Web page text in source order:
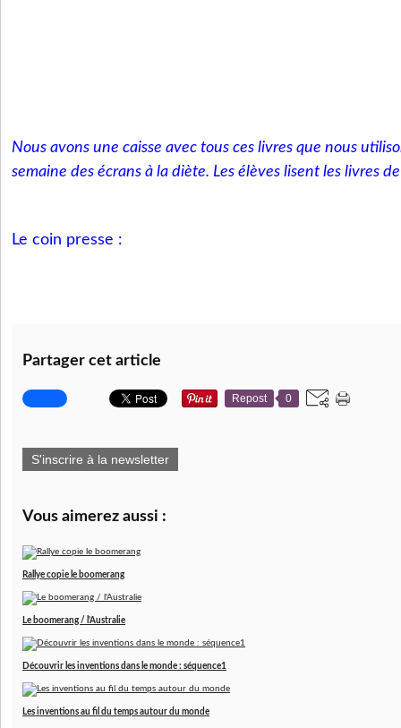
Nous avons une caisse avec tous ces livres que nous
semaine des écrans à la diète. Les élèves lisent les livres
Le coin presse :
Partager cet article
Repost 0
S'inscrire à la newsletter
Vous aimerez aussi :
Rallye copie le boomerang
Le boomerang / l'Australie
Découvrir les inventions dans le monde : séquence1
Les inventions au fil du temps autour du monde